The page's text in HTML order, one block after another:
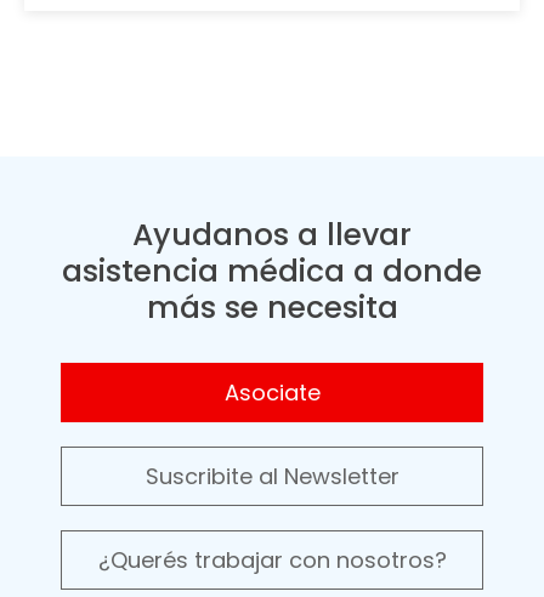
Ayudanos a llevar
asistencia médica a donde
más se necesita
Asociate
Suscribite al Newsletter
¿Querés trabajar con nosotros?